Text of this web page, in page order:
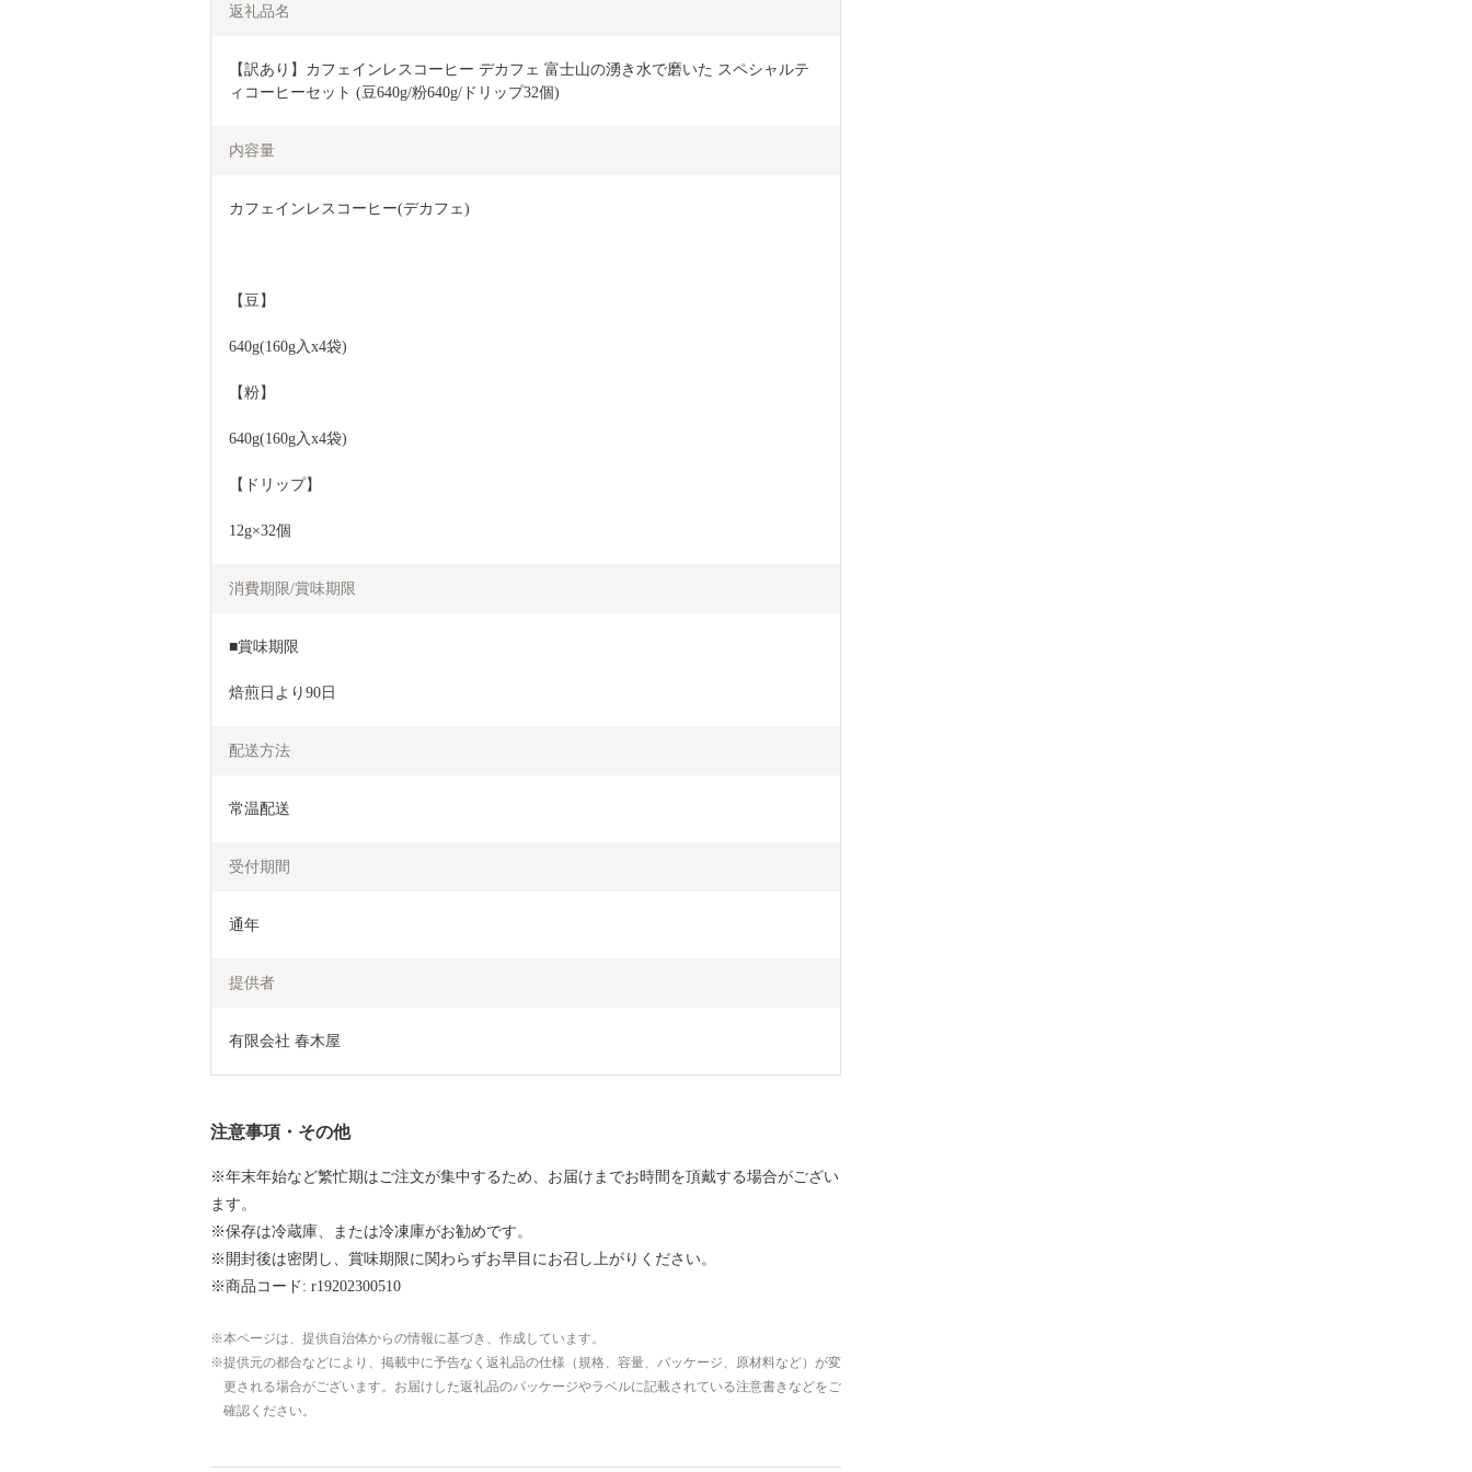
返礼品名
【訳あり】カフェインレスコーヒー デカフェ 富士山の湧き水で磨いた スペシャルテ
ィコーヒーセット (豆640g/粉640g/ドリップ32個)
内容量
カフェインレスコーヒー(デカフェ)
【豆】
640g(160g入x4袋)
【粉】
640g(160g入x4袋)
【ドリップ】
12g×32個
消費期限/賞味期限
■賞味期限
焙煎日より90日
配送方法
常温配送
受付期間
通年
提供者
有限会社 春木屋
注意事項・その他
※年末年始など繁忙期はご注文が集中するため、お届けまでお時間を頂戴する場合がござい
ます。
※保存は冷蔵庫、または冷凍庫がお勧めです。
※開封後は密閉し、賞味期限に関わらずお早目にお召し上がりください。
※商品コード: r19202300510
本ページは、提供自治体からの情報に基づき、作成しています。
提供元の都合などにより、掲載中に予告なく返礼品の仕様（規格、容量、パッケージ、原材料など）が変
更される場合がございます。お届けした返礼品のパッケージやラベルに記載されている注意書きなどをご
確認ください。